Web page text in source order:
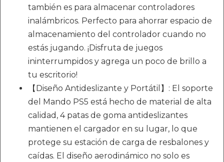
también es para almacenar controladores
inalámbricos. Perfecto para ahorrar espacio de
almacenamiento del controlador cuando no
estás jugando. ¡Disfruta de juegos
ininterrumpidos y agrega un poco de brillo a
tu escritorio!
【Diseño Antideslizante y Portátil】: El soporte
del Mando PS5 está hecho de material de alta
calidad, 4 patas de goma antideslizantes
mantienen el cargador en su lugar, lo que
protege su estación de carga de resbalones y
caídas. El diseño aerodinámico no solo es